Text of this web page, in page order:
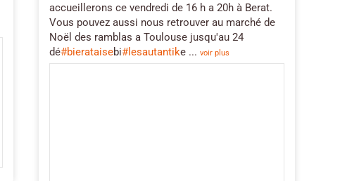
accueillerons ce vendredi de 16 h a 20h à Berat.
Vous pouvez aussi nous retrouver au marché de
Noël des ramblas a Toulouse jusqu'au 24
dé#bierataisebi#lesautantike ... voir plus